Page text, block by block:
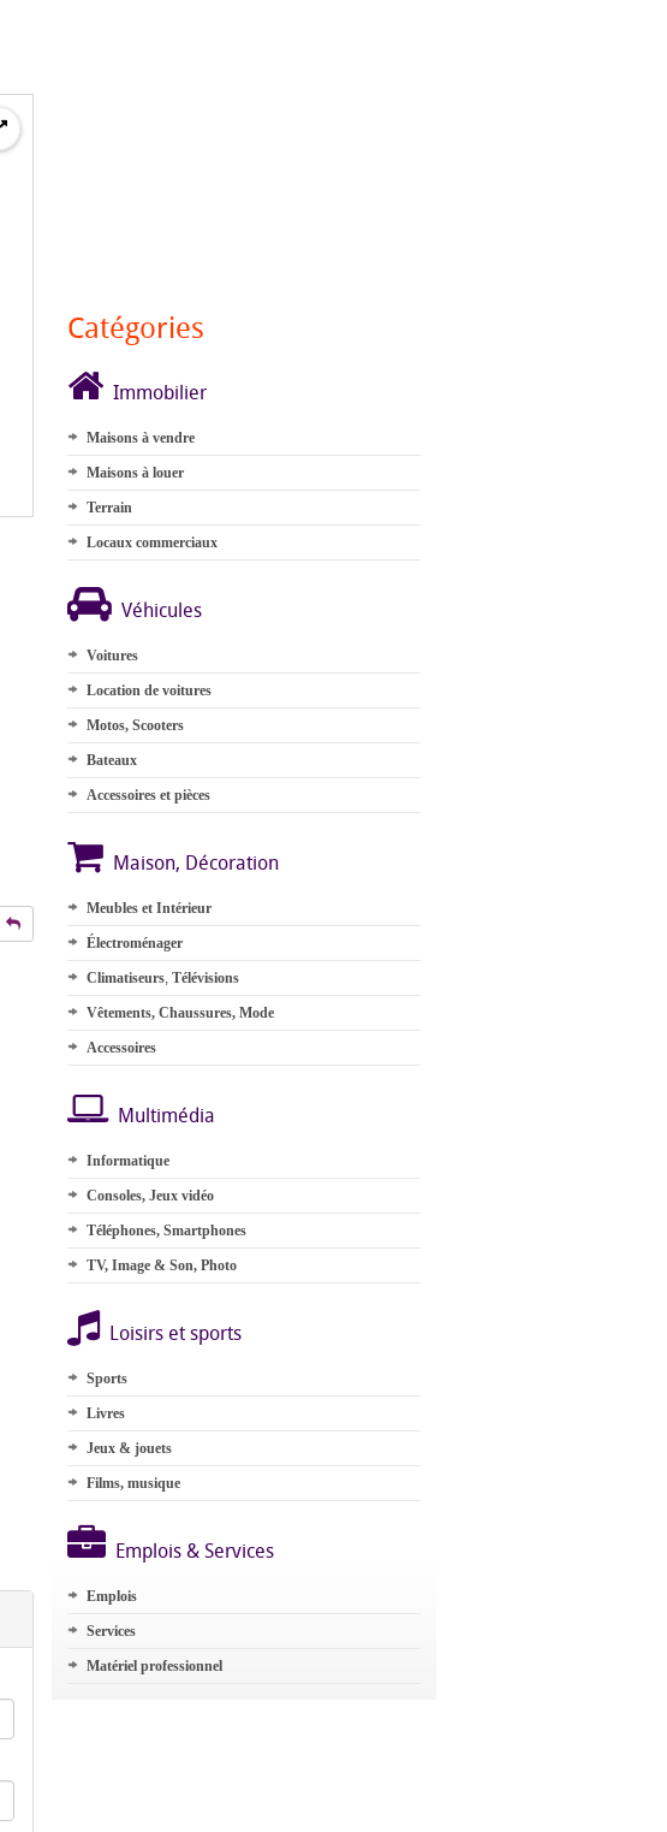
Catégories
Immobilier
Maisons à vendre
Maisons à louer
Terrain
Locaux commerciaux
Véhicules
Voitures
Location de voitures
Motos, Scooters
Bateaux
Accessoires et pièces
Maison, Décoration
Meubles et Intérieur
Électroménager
Climatiseurs, Télévisions
Vêtements, Chaussures, Mode
Accessoires
Multimédia
Informatique
Consoles, Jeux vidéo
Téléphones, Smartphones
TV, Image & Son, Photo
Loisirs et sports
Sports
Livres
Jeux & jouets
Films, musique
Emplois & Services
Emplois
Services
Matériel professionnel